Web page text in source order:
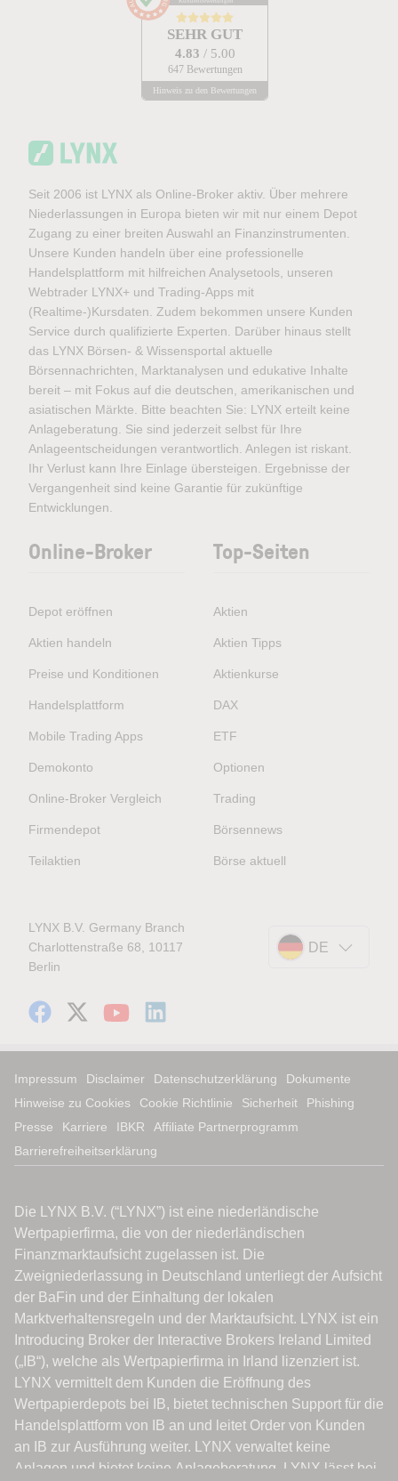
SEHR GUT
4.83 / 5.00
647 Bewertungen
Hinweis zu den Bewertungen
Seit 2006 ist LYNX als Online-Broker aktiv. Über mehrere
Niederlassungen in Europa bieten wir mit nur einem Depot
Zugang zu einer breiten Auswahl an Finanzinstrumenten.
Unsere Kunden handeln über eine professionelle
Handelsplattform mit hilfreichen Analysetools, unseren
Webtrader LYNX+ und Trading-Apps mit
(Realtime-)Kursdaten. Zudem bekommen unsere Kunden
Service durch qualifizierte Experten. Darüber hinaus stellt
das LYNX Börsen- & Wissensportal aktuelle
Börsennachrichten, Marktanalysen und edukative Inhalte
bereit – mit Fokus auf die deutschen, amerikanischen und
asiatischen Märkte. Bitte beachten Sie: LYNX erteilt keine
Anlageberatung. Sie sind jederzeit selbst für Ihre
Anlageentscheidungen verantwortlich. Anlegen ist riskant.
Ihr Verlust kann Ihre Einlage übersteigen. Ergebnisse der
Vergangenheit sind keine Garantie für zukünftige
Entwicklungen.
Online-Broker
Depot eröffnen
Aktien handeln
Preise und Konditionen
Handelsplattform
Mobile Trading Apps
Demokonto
Online-Broker Vergleich
Firmendepot
Teilaktien
Top-Seiten
Aktien
Aktien Tipps
Aktienkurse
DAX
ETF
Optionen
Trading
Börsennews
Börse aktuell
LYNX B.V. Germany Branch
Charlottenstraße 68, 10117
Berlin
DE
Impressum Disclaimer Datenschutzerklärung
Dokumente
Hinweise zu Cookies
Cookie Richtlinie Sicherheit
Phishing
Presse
Karriere IBKR
Affiliate Partnerprogramm
Barrierefreiheitserklärung